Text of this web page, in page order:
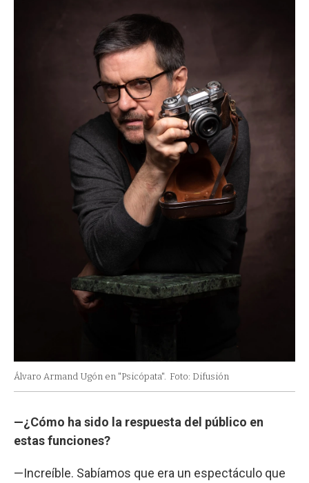
Álvaro Armand Ugón en "Psicópata". Foto: Difusión
—¿Cómo ha sido la respuesta del público en
estas funciones?
—Increíble. Sabíamos que era un espectáculo que